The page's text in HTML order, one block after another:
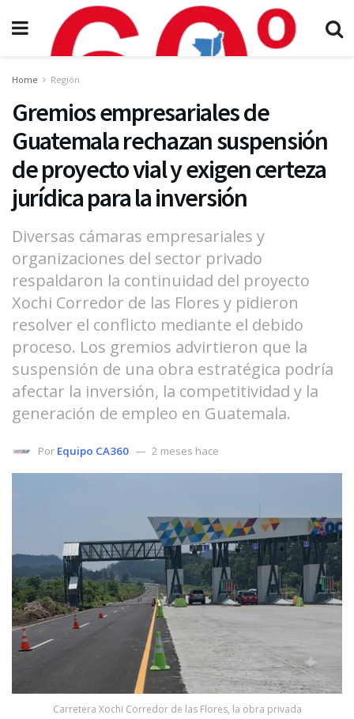
Home Región
Gremios empresariales de
Guatemala rechazan suspensión
de proyecto vial y exigen certeza
jurídica para la inversión
Diversas cámaras empresariales y
organizaciones del sector privado
respaldaron la continuidad del proyecto
Xochi Corredor de las Flores y pidieron
resolver el conflicto mediante el debido
proceso. Los gremios advirtieron que la
suspensión de una obra estratégica podría
afectar la inversión, la competitividad y la
generación de empleo en Guatemala.
Por Equipo CA360 2 meses hace
Carretera Xochi Corredor de las Flores, la obra privada